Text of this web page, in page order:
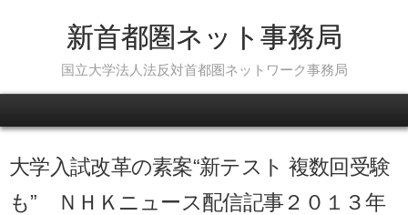
新首都圏ネット事務局
国立大学法人法反対首都圏ネットワーク事務局
大学入試改革の素案“新テスト 複数回受験
も” ＮＨＫニュース配信記事２０１３年